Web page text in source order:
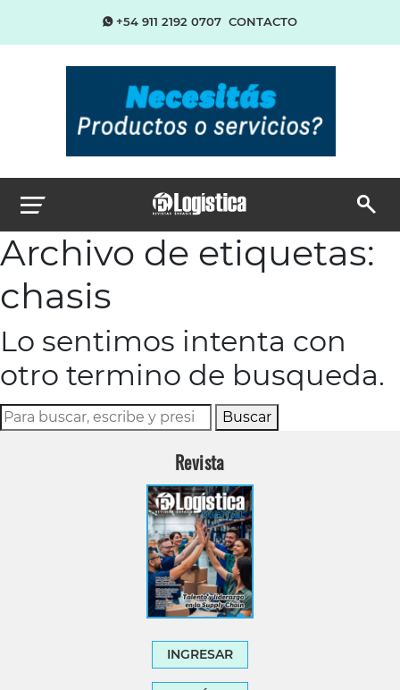
+54 911 2192 0707 CONTACTO
Archivo de etiquetas:
chasis
Lo sentimos intenta con
otro termino de busqueda.
Buscar
Revista
INGRESAR